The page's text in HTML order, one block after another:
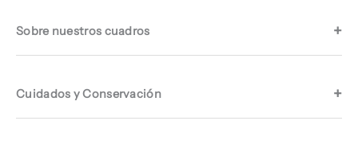
Sobre nuestros cuadros
Cuidados y Conservación